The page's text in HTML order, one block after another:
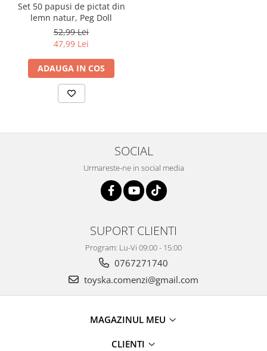
Set 50 papusi de pictat din
lemn natur, Peg Doll
52,99 Lei
47,99 Lei
ADAUGA IN COS
SOCIAL
Urmareste-ne in social media
SUPORT CLIENTI
Program: Lu-Vi 09:00 - 15:00
0767271740
toyska.comenzi@gmail.com
MAGAZINUL MEU
CLIENTI